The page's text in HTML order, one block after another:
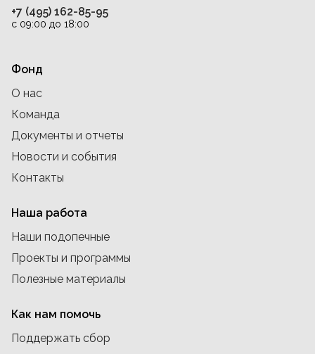
+7 (495) 162-85-95
с 09:00 до 18:00
Фонд
О нас
Команда
Документы и отчеты
Новости и события
Контакты
Наша работа
Наши подопечные
Проекты и программы
Полезные материалы
Как нам помочь
Поддержать сбор